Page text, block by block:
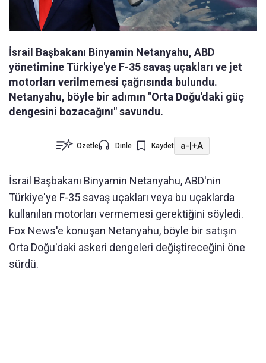
İsrail Başbakanı Binyamin Netanyahu, ABD
yönetimine Türkiye'ye F-35 savaş uçakları ve jet
motorları verilmemesi çağrısında bulundu.
Netanyahu, böyle bir adımın "Orta Doğu'daki güç
dengesini bozacağını" savundu.
Özetle Dinle Kaydet a-|+A
İsrail Başbakanı Binyamin Netanyahu, ABD'nin
Türkiye'ye F-35 savaş uçakları veya bu uçaklarda
kullanılan motorları vermemesi gerektiğini söyledi.
Fox News'e konuşan Netanyahu, böyle bir satışın
Orta Doğu'daki askeri dengeleri değiştireceğini öne
sürdü.